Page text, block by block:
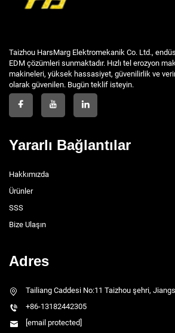
Taizhou HarsMarg Elektromekanik Co. Ltd.,
EDM çözümleri sunmaktadır. Hızlı tel erozyon
makineleri, yüksek hassasiyet, güvenilirlik ve
olarak güvenilen. Bugün teklif isteyin.
Yararlı Bağlantılar
Hakkımızda
Ürünler
SSS
Bize Ulaşın
Adres
Tailiang Caddesi No:11 Taizhou şehri,
+86-13182442305
[email protected]